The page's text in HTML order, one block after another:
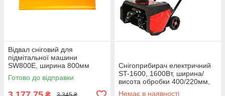
Відвал сніговий для
підмітальної машини
SW800E, ширина 800мм
Готово до відправки
Снігоприбирач електричний
ST-1600, 1600Вт, ширина/
висота обробки 400/220мм,
вага11,5кг
Немає в наявності